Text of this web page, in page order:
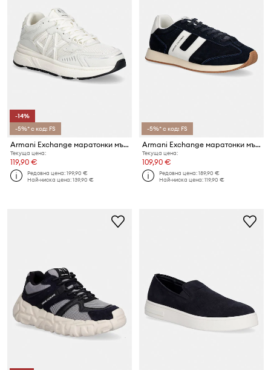
-14%
-5%* с код: FS
Armani Exchange маратонки мъжки
Текуща цена:
119,90 €
Редовна цена:199,90 €
Най-ниска цена:139,90 €
-5%* с код: FS
Armani Exchange маратонки мъжки велурени
Текуща цена:
109,90 €
Редовна цена:189,90 €
Най-ниска цена:119,90 €